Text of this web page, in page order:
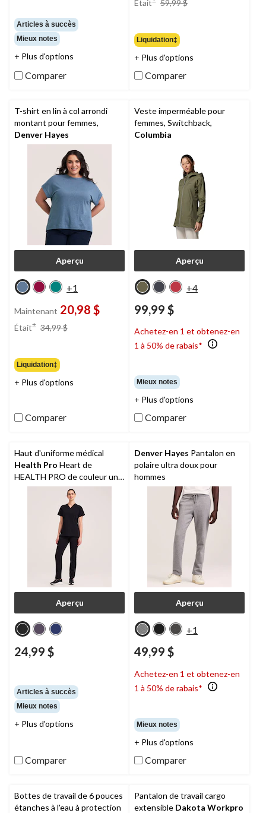
Articles à succès
Mieux notes
+ Plus d'options
Comparer
Était 59,99 $
Liquidation‡
+ Plus d'options
Comparer
T-shirt en lin à col arrondi
montant pour femmes,
Denver Hayes
Aperçu
+1
Maintenant 20,98 $
Était± 34,99 $
Liquidation‡
+ Plus d'options
Comparer
Veste imperméable pour
femmes, Switchback,
Columbia
Aperçu
+4
99,99 $
Achetez-en 1 et obtenez-en
1 à 50% de rabais*
Mieux notes
+ Plus d'options
Comparer
Haut d'uniforme médical
Health Pro Heart de
HEALTH PRO de couleur unie
à encolure en V et à 5 poches
pour femmes, Women's Heart
Aperçu
24,99 $
Articles à succès
Mieux notes
+ Plus d'options
Comparer
Denver Hayes Pantalon en
polaire ultra doux pour
hommes
Aperçu
+1
49,99 $
Achetez-en 1 et obtenez-en
1 à 50% de rabais*
Mieux notes
+ Plus d'options
Comparer
Bottes de travail de 6 pouces
étanches à l'eau à protection
Pantalon de travail cargo
extensible Dakota Workpro